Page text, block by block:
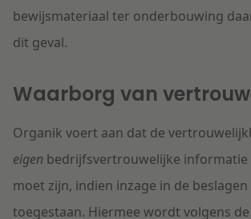
bewijsmateriaal ter onderbouwing
dit geval.
Waarborg van
Organik voert aan dat de
eigen bedrijfsvertrouwelijke
moet zijn, indien inzage in de
toegestaan. Hiermee wordt volgens